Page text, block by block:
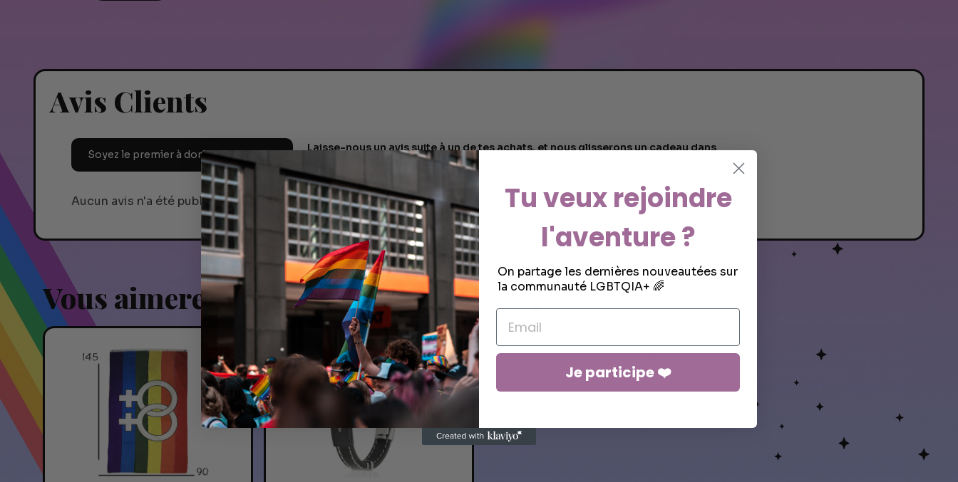
Avis Clients
Soyez le premier à donner votre avis !
Laisse-nous un avis suite à un de tes achats, et nous glisserons un cadeau dans
ta prochaine commande.
Aucun avis n'a été publié pour le moment.
Vous aimerez aussi
Tu veux rejoindre
l'aventure ?
On partage les dernières nouveautées sur
la communauté LGBTQIA+ 🌈
Je participe ❤️